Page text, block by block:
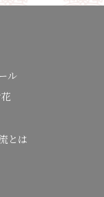
ル
とは